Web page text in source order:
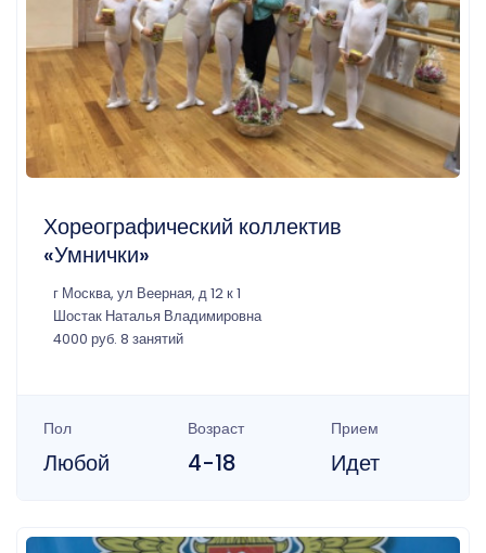
Хореографический коллектив
«Умнички»
г Москва, ул Веерная, д 12 к 1
Шостак Наталья Владимировна
4000 руб. 8 занятий
Пол
Любой
Возраст
4-18
Прием
Идет